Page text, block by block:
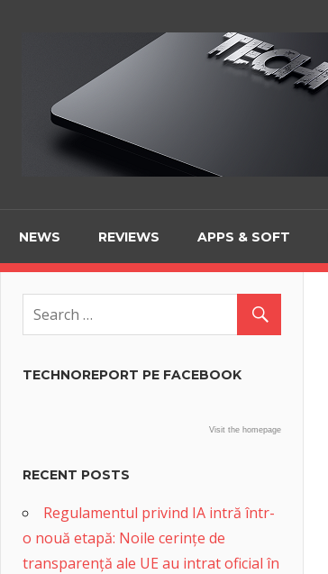
NEWS REVIEWS APPS & SOFT
TECHNOREPORT PE FACEBOOK
Visit the homepage
RECENT POSTS
Regulamentul privind IA intră într-
o nouă etapă: Noile cerințe de
transparență ale UE au intrat oficial în